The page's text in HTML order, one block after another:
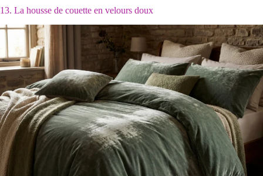
13. La housse de couette en velours doux